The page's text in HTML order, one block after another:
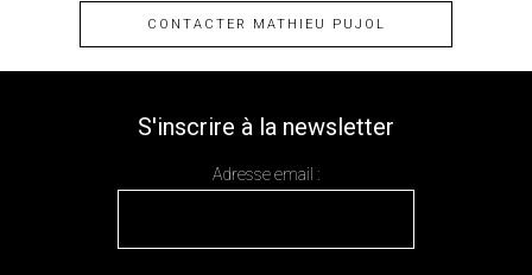
CONTACTER MATHIEU PUJOL
S'inscrire à la newsletter
Adresse email :